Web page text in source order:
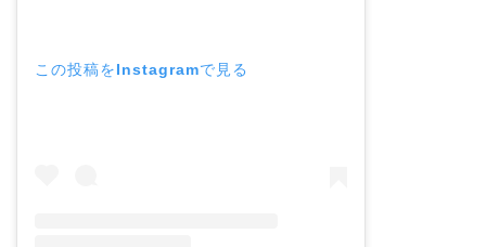
この投稿をInstagramで見る